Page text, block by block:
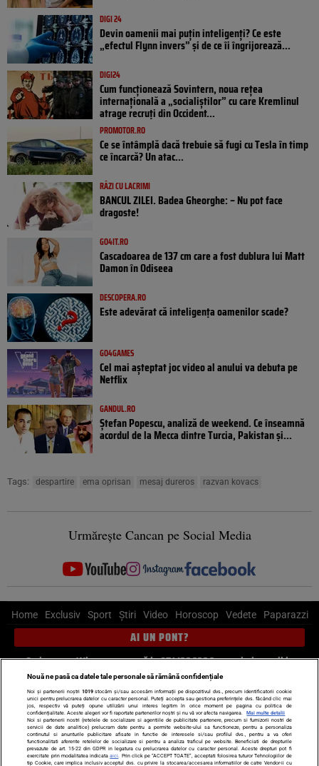
DIGI 24
Devin oamenii mai puțin inteligenți? Ce este
„efectul Flynn invers” și de ce îi îngrijorează...
DIGI24
Cum funcționează Sovintern, noua rețea
internațională a „socialiștilor” cu care Kremlinul
atrage recruți din Occident...
PROMOTOR.RO
Ce se întâmplă dacă trebuie să fugi cu Tesla în timp
ce încarcă? Un atac...
RÂZI CU LACRIMI
BANCUL ZILEI. Badea Gheorghe: – Nu pot face
dragoste!
GO4IT.RO
Cascadoarea de 137 cm care a fost dublura lui Matt
Damon în Odiseea
DESCOPERA.RO
Este adevărat că inteligența oamenilor scade?
GO4GAMES
Cel mai așteptat joc video al anului va debuta pe
Netflix
GANDUL.RO
Ștefan Popescu, analiză de weekend. Ce înseamnă
acordul de la Mecca dintre Turcia, Pakistan şi...
Tags: despartire ema oprisan mesaj dureros razvan kovacs
Urmărește Cancan pe Social Media
Home Exclusiv Sport Știri Video Horoscop Vedete Paparazzi
AI UN PONT?
Scrie-ne pe Whatsapp, sună la 0741226226 sau trimite mail la
pont@cancan.ro
Știri interne Știri externe
Politică
Ultimele stiri
Diete Insula Iubirii Dictionar de vise
LIFE STYLE
Horoscop
Nouă ne pasă ca datele tale personale să rămână confidențiale
Noi și partenerii noștri 1019stocăm și/sau accesăm informații pe dispozitivul dvs., precum identificatorii cookie
unici pentru prelucrarea datelor cu caracter personal. Puteți accepta sau gestiona preferințele dvs. făcând clic mai
jos, respectiv vă puteți opune utilizării unui interes legitim în orice moment pe pagina cu politica de
confidențialitate. Aceste alegeri vor fi raportate partenerilor noștri și nu vă vor afecta navigarea.
Mai multe detalii
Noi si partenerii nostri (retelele de socializare si agentiile de publicitate partenere, precum si furnizorii nostri de
servicii de date analitice) prelucram date pentru a permite website-ului sa functioneze, pentru a personaliza
continutul si anunturile publicitare afisate in functie de interesele si/sau profilul dvs., pentru a va oferi
functionalitati aferente retelelor de socializare si pentru a analiza traficul pe website. Beneficiati de drepturile
prevazute de art. 15-22 din GDPR in legatura cu prelucrarea datelor cu caracter personal. Aceste drepturi pot fi
exercitate prin modalitatea indicataaici . Prin click pe “ACCEPT TOATE”, acceptati folosirea tuturor Tehnologiilor de
tip Cookie, care implica inclusiv acceptul dvs. cu privire la stocarea/accesarea informatiilor de catre Vendor-ii cu